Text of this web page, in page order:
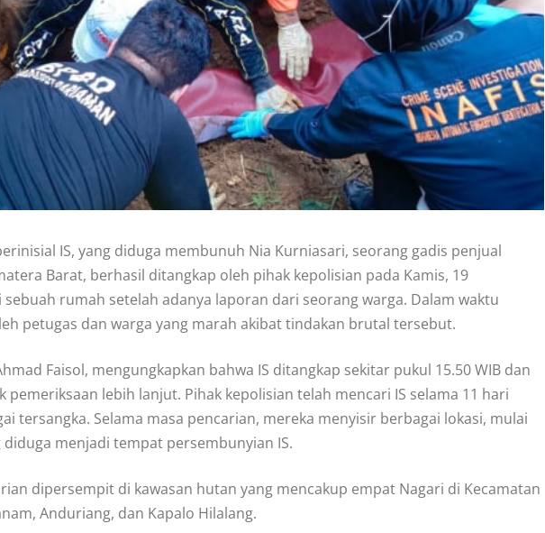
IS, yang diduga membunuh Nia Kurniasari, seorang gadis penjual
Barat, berhasil ditangkap oleh pihak kepolisian pada Kamis, 19
rumah setelah adanya laporan dari seorang warga. Dalam waktu
petugas dan warga yang marah akibat tindakan brutal tersebut.
Faisol, mengungkapkan bahwa IS ditangkap sekitar pukul 15.50 WIB dan
lebih lanjut. Pihak kepolisian telah mencari IS selama 11 hari
tersangka. Selama masa pencarian, mereka menyisir berbagai lokasi, mulai
menjadi tempat persembunyian IS.
dipersempit di kawasan hutan yang mencakup empat Nagari di Kecamatan
Anduriang, dan Kapalo Hilalang.